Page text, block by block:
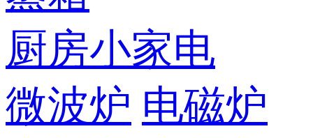
厨房小家电
微波炉 电磁炉